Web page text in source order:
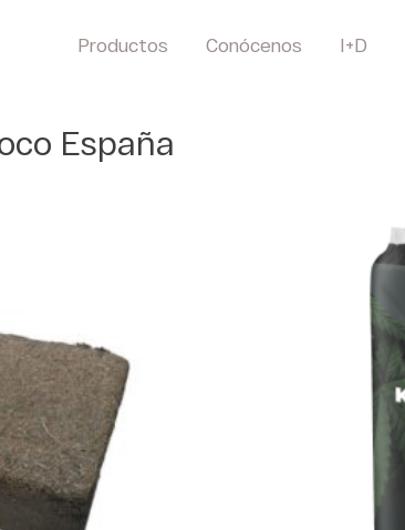
Productos Conócenos I+D
España